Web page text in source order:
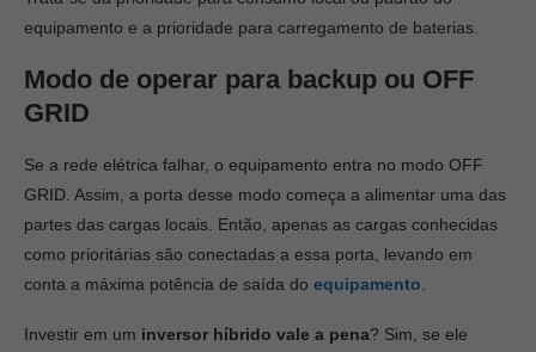
equipamento e a prioridade para carregamento de baterias.
Modo de operar para backup ou OFF
GRID
Se a rede elétrica falhar, o equipamento entra no modo OFF
GRID. Assim, a porta desse modo começa a alimentar uma das
partes das cargas locais. Então, apenas as cargas conhecidas
como prioritárias são conectadas a essa porta, levando em
conta a máxima potência de saída do equipamento.
Investir em um inversor híbrido vale a pena? Sim, se ele